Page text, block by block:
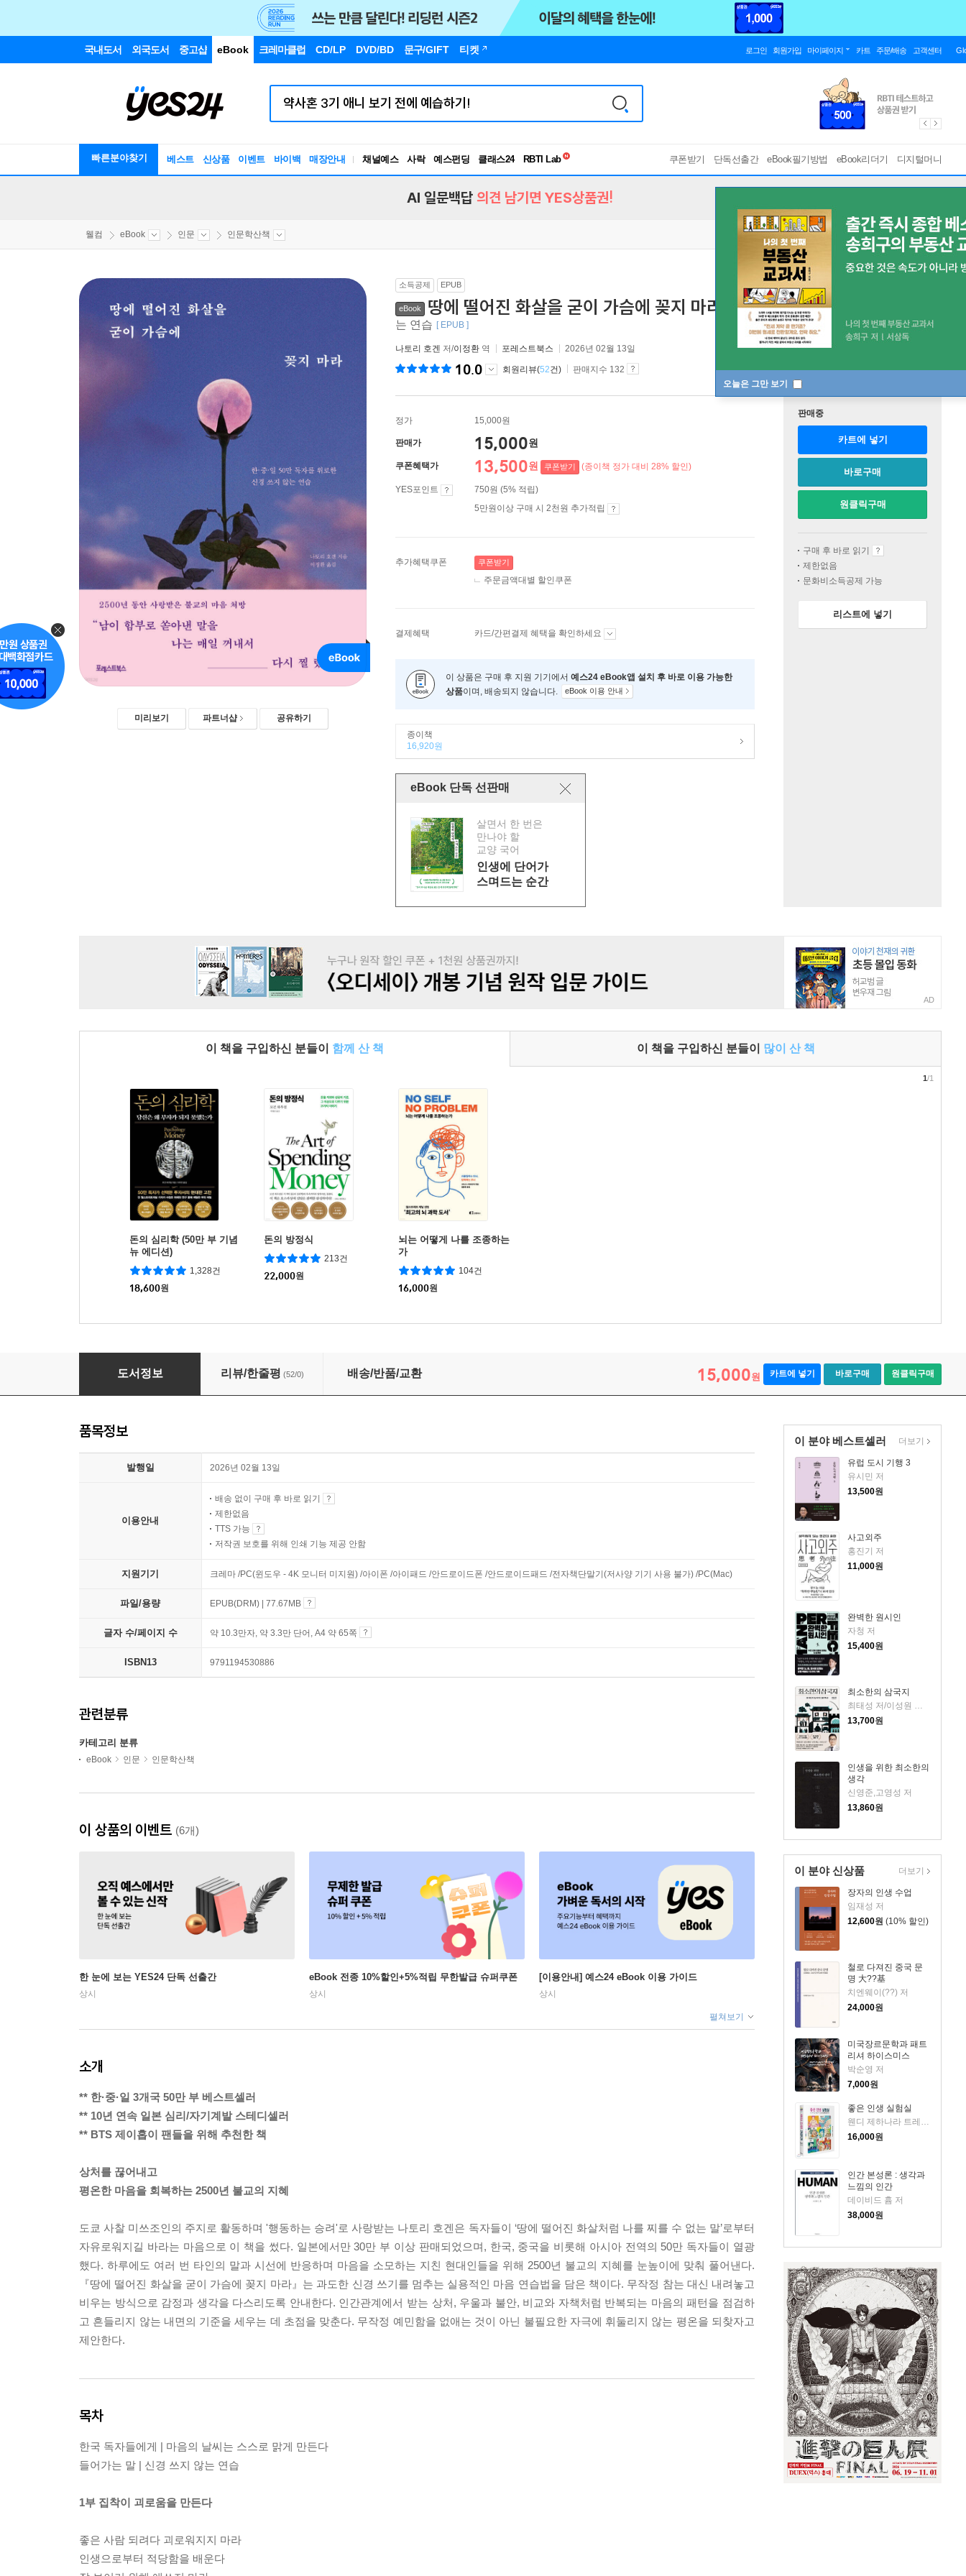
국내도서 외국도서 중고샵 eBook 크레마클럽 CD/LP DVD/BD 문구/GIFT 티켓 로그인 회원가입 마이페이지 카트 주문/배송 고객센터
빠른분야찾기 베스트 신상품 이벤트 바이백 매장안내 채널예스 사락 예스펀딩 클래스24
독서유형검사
쿠폰받기 단독선출간 eBook필기방법 eBook리더기 디지털머니
오늘은 그만 보기
AI 일문백답 의견 남기면 YES상품권!
웰컴 eBook 인문 인문학산책
미리보기 파트너샵 공유하기
소득공제 EPUB
eBook 땅에 떨어진 화살을 굳이 가슴에 꽂지 마라
한·중·일 50만 독자를 위로한 신경 쓰지 않
는 연습 [ EPUB ]
나토리 호겐 저/이정환 역 포레스트북스 2026년 02월 13일
10.0 회원리뷰(52건) 판매지수 132
정가 15,000원
판매가 15,000원
쿠폰혜택가 13,500원 쿠폰받기 (종이책 정가 대비 28% 할인)
YES포인트
750원 (5% 적립)
5만원이상 구매 시 2천원 추가적립
추가혜택쿠폰 쿠폰받기
주문금액대별 할인쿠폰
결제혜택 카드/간편결제 혜택을 확인하세요
이 상품은 구매 후 지원 기기에서 예스24 eBook앱 설치 후 바로 이용 가능한
상품이며, 배송되지 않습니다. eBook 이용 안내
종이책
16,920원
eBook 단독 선판매
살면서 한 번은
만나야 할
교양 국어
인생에 단어가
스며드는 순간
판매중
카트에 넣기
바로구매
원클릭구매
구매 후 바로 읽기
제한없음
문화비소득공제 가능
리스트에 넣기
AD
이 책을 구입하신 분들이 함께 산 책 이 책을 구입하신 분들이 많이 산 책
돈의 심리학 (50만 부 기념
뉴 에디션)
1,328건
18,600원
돈의 방정식
213건
22,000원
뇌는 어떻게 나를 조종하는
가
104건
16,000원
1/1
땅에 떨어진 화살을 굳이 가슴에 꽂지 마라
도서정보 리뷰/한줄평 (52/0) 배송/반품/교환 15,000원 카트에 넣기 바로구매 원클릭구매
이 분야 베스트셀러
유럽 도시 기행 3
유시민 저
13,500원
사고외주
홍진기 저
11,000원
완벽한 원시인
자청 저
15,400원
최소한의 삼국지
13,700원
인생을 위한 최소한의
생각
신영준,고영성 저
13,860원
더보기
이 분야 신상품
장자의 인생 수업
임재성 저
12,600원 (10% 할인)
철로 다져진 중국 문
명 大??基
치엔웨이(??) 저
24,000원
미국장르문학과 패트
리셔 하이스미스
박순영 저
7,000원
좋은 인생 실험실
웬디 제하나라 트레메인 저/황근하 역
16,000원
인간 본성론 : 생각과
느낌의 인간
데이비드 흄 저
38,000원
더보기
품목정보
발행일 2026년 02월 13일
이용안내
배송 없이 구매 후 바로 읽기
제한없음
TTS 가능
저작권 보호를 위해 인쇄 기능 제공 안함
지원기기 크레마 /PC(윈도우 - 4K 모니터 미지원) /아이폰 /아이패드 /안드로이드폰 /안드로이드패드 /전자책단말기(저사양 기기 사용 불가) /PC(Mac)
파일/용량 EPUB(DRM) | 77.67MB
글자 수/페이지 수 약 10.3만자, 약 3.3만 단어, A4 약 65쪽
ISBN13 9791194530886
관련분류
카테고리 분류
eBook 인문 인문학산책
이 상품의 이벤트 (6개)
한 눈에 보는 YES24 단독 선출간
상시
eBook 전종 10%할인+5%적립 무한발급 슈퍼쿠폰
상시
[이용안내] 예스24 eBook 이용 가이드
상시
펼쳐보기
소개
** 한·중·일 3개국 50만 부 베스트셀러
** 10년 연속 일본 심리/자기계발 스테디셀러
** BTS 제이홉이 팬들을 위해 추천한 책
상처를 끊어내고
평온한 마음을 회복하는 2500년 불교의 지혜
도쿄 사찰 미쓰조인의 주지로 활동하며 '행동하는 승려'로 사랑받는 나토리 호겐은 독자들이 ‘땅에 떨어진 화살처럼 나를 찌를 수 없는 말’로부터
자유로워지길 바라는 마음으로 이 책을 썼다. 일본에서만 30만 부 이상 판매되었으며, 한국, 중국을 비롯해 아시아 전역의 50만 독자들이 열광
했다. 하루에도 여러 번 타인의 말과 시선에 반응하며 마음을 소모하는 지친 현대인들을 위해 2500년 불교의 지혜를 눈높이에 맞춰 풀어낸다.
『땅에 떨어진 화살을 굳이 가슴에 꽂지 마라』는 과도한 신경 쓰기를 멈추는 실용적인 마음 연습법을 담은 책이다. 무작정 참는 대신 내려놓고
비우는 방식으로 감정과 생각을 다스리도록 안내한다. 인간관계에서 받는 상처, 우울과 불안, 비교와 자책처럼 반복되는 마음의 패턴을 점검하
고 흔들리지 않는 내면의 기준을 세우는 데 초점을 맞춘다. 무작정 예민함을 없애는 것이 아닌 불필요한 자극에 휘둘리지 않는 평온을 되찾자고
제안한다.
목차
한국 독자들에게 | 마음의 날씨는 스스로 맑게 만든다
들어가는 말 | 신경 쓰지 않는 연습
1부 집착이 괴로움을 만든다
좋은 사람 되려다 괴로워지지 마라
인생으로부터 적당함을 배운다